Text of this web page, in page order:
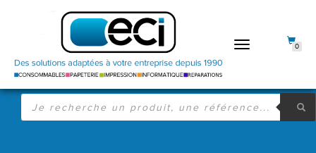
DÉPLIER
RECHERCHE
PRODUITS
0